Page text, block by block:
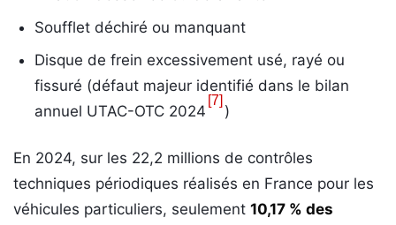
Soufflet déchiré ou manquant
Disque de frein excessivement usé, rayé ou
fissuré (défaut majeur identifié dans le bilan
annuel UTAC-OTC 2024
[7]
)
En 2024, sur les 22,2 millions de contrôles
techniques périodiques réalisés en France pour les
véhicules particuliers, seulement 10,17 % des